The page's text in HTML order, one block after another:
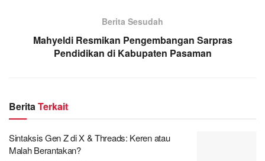
Berita Sesudah
Mahyeldi Resmikan Pengembangan Sarpras
Pendidikan di Kabupaten Pasaman
BeritaTerkait
Sintaksis Gen Z di X & Threads: Keren atau
Malah Berantakan?